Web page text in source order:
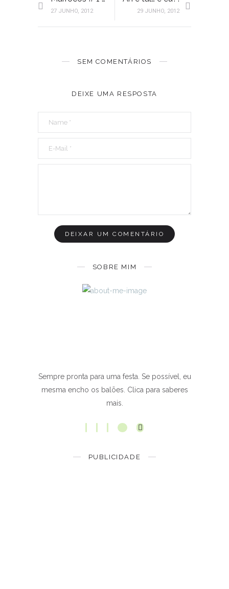
27 JUNHO, 2012 29 JUNHO, 2012
SEM COMENTÁRIOS
DEIXE UMA RESPOSTA
SOBRE MIM
Sempre pronta para uma festa. Se possível, eu
mesma encho os balões. Clica para saberes
mais.
PUBLICIDADE